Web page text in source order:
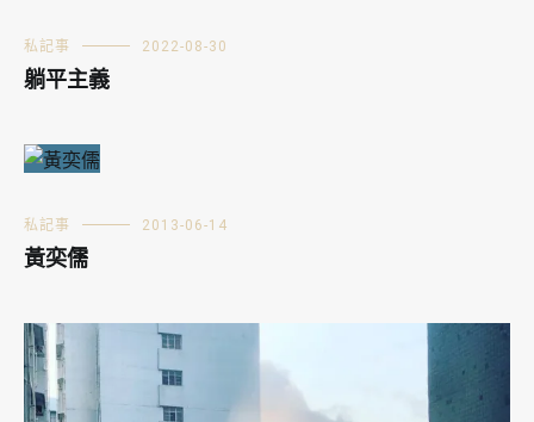
私記事 2022-08-30
躺平主義
私記事 2013-06-14
黃奕儒